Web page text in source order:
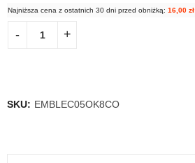
Najniższa cena z ostatnich 30 dni przed obniżką: 16,00 zł
SKU: EMBLEC05OK8CO